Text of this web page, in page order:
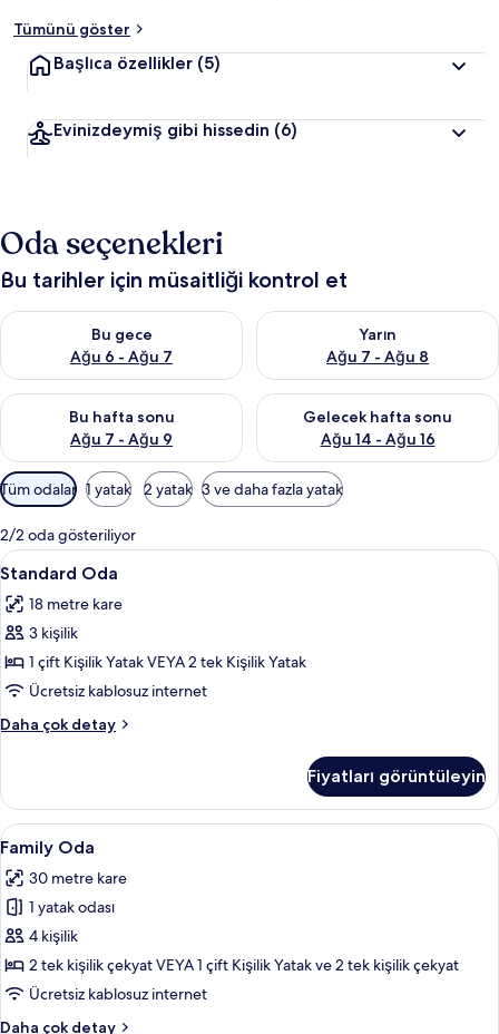
Tümünü göster
Başlıca özellikler (5)
Evinizdeymiş gibi hissedin (6)
Oda seçenekleri
Bu tarihler için müsaitliği kontrol et
Bu gece
Ağu 6 - Ağu 7
Bu gece için müsaitliği kontrol et Ağu 6 - Ağu 7
Yarın
Ağu 7 - Ağu 8
Yarın için müsaitliği kontrol
Bu hafta sonu
Ağu 7 - Ağu 9
Bu hafta sonu için müsaitliği kontrol et Ağu 7 - Ağu 9
Gelecek hafta sonu
Ağu 14 - Ağu 16
Önümüzdeki hafta sonu için
Odalar
için
mevcut
filtreler
Tüm odalar 1 yatak 2 yatak 3 ve daha fazla yatak
2/2 oda gösteriliyor
Standard
Oda
için
tüm
fotoğrafları
görün
Standard Oda | Odada kasa, masa,
8
Standard Oda
18 metre kare
3 kişilik
1 çift Kişilik Yatak VEYA 2 tek Kişilik Yatak
Ücretsiz kablosuz internet
Daha çok detay
Standard
fazla
detay
Fiyatları görüntüleyin
Family
Oda
için
tüm
fotoğrafları
görün
Family Oda | Odada kasa, masa, ses
4
Family Oda
30 metre kare
1 yatak odası
4 kişilik
2 tek kişilik çekyat VEYA 1 çift Kişilik Yatak ve 2 tek kişilik çekyat
Ücretsiz kablosuz internet
Daha çok detay
Family